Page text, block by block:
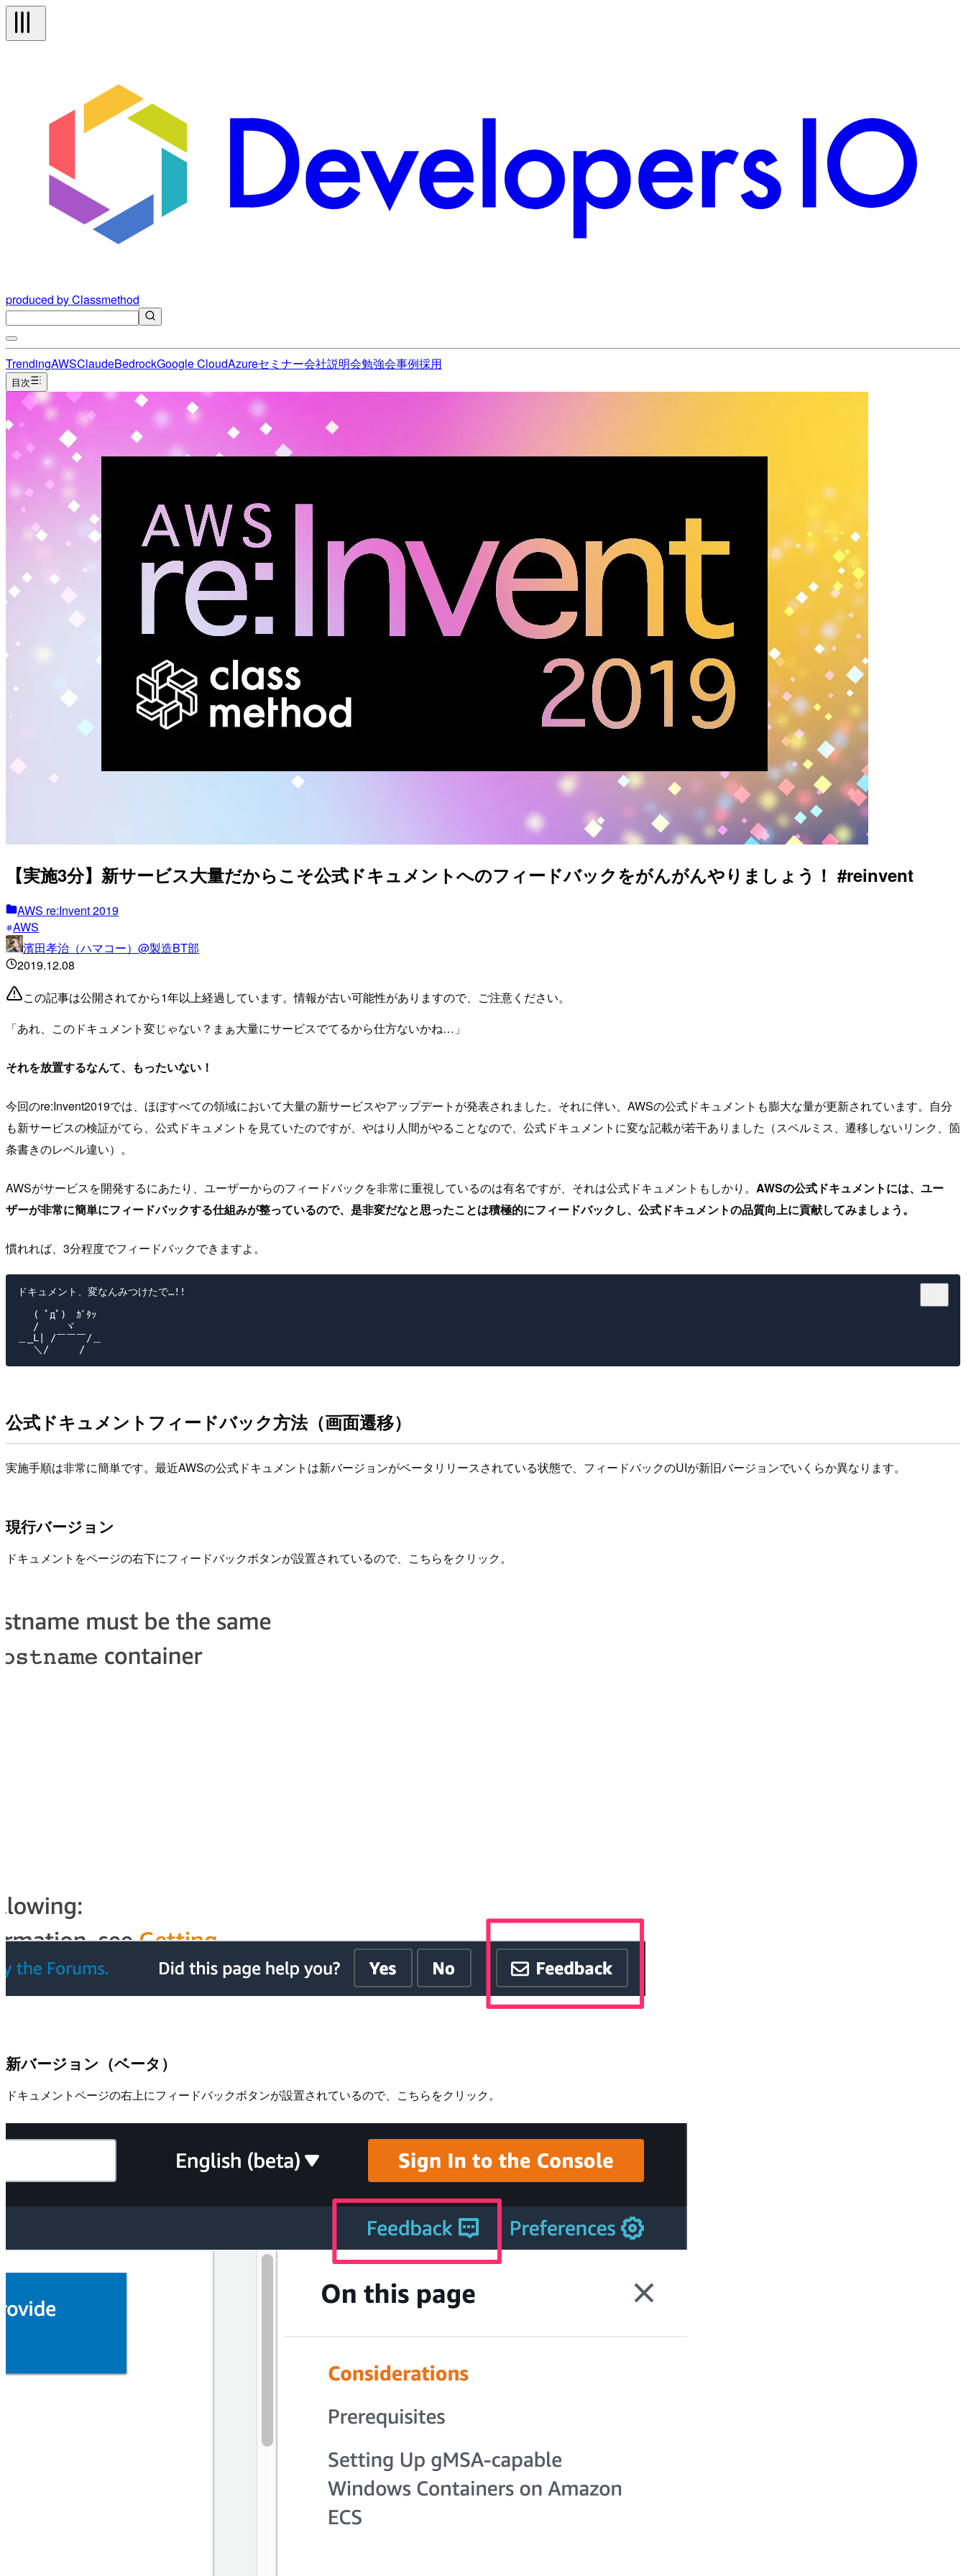
produced by Classmethod
TrendingAWSClaudeBedrockGoogle CloudAzureセミナー会社説明会勉強会事例採用
目次
【実施3分】新サービス大量だからこそ公式ドキュメントへのフィードバックをがんがんやりましょう！ #reinvent
AWS re:Invent 2019
AWS
濱田孝治（ハマコー）@製造BT部
2019.12.08
この記事は公開されてから1年以上経過しています。情報が古い可能性がありますので、ご注意ください。
「あれ、このドキュメント変じゃない？まぁ大量にサービスでてるから仕方ないかね…」
それを放置するなんて、もったいない！
今回のre:Invent2019では、ほぼすべての領域において大量の新サービスやアップデートが発表されました。それに伴い、AWSの公式ドキュメントも膨大な量が更新されています。自分
も新サービスの検証がてら、公式ドキュメントを見ていたのですが、やはり人間がやることなので、公式ドキュメントに変な記載が若干ありました（スペルミス、遷移しないリンク、箇
条書きのレベル違い）。
AWSがサービスを開発するにあたり、ユーザーからのフィードバックを非常に重視しているのは有名ですが、それは公式ドキュメントもしかり。 AWSの公式ドキュメントには、ユー
ザーが非常に簡単にフィードバックする仕組みが整っているので、是非変だなと思ったことは積極的にフィードバックし、公式ドキュメントの品質向上に貢献してみましょう。
慣れれば、3分程度でフィードバックできますよ。
ドキュメント、変なんみつけたで…!!
( ﾟдﾟ)　ｶﾞﾀｯ
/　　 ヾ
＿_L| /￣￣￣/＿
公式ドキュメントフィードバック方法（画面遷移）
実施手順は非常に簡単です。最近AWSの公式ドキュメントは新バージョンがベータリリースされている状態で、フィードバックのUIが新旧バージョンでいくらか異なります。
現行バージョン
ドキュメントをページの右下にフィードバックボタンが設置されているので、こちらをクリック。
新バージョン（ベータ）
ドキュメントページの右上にフィードバックボタンが設置されているので、こちらをクリック。